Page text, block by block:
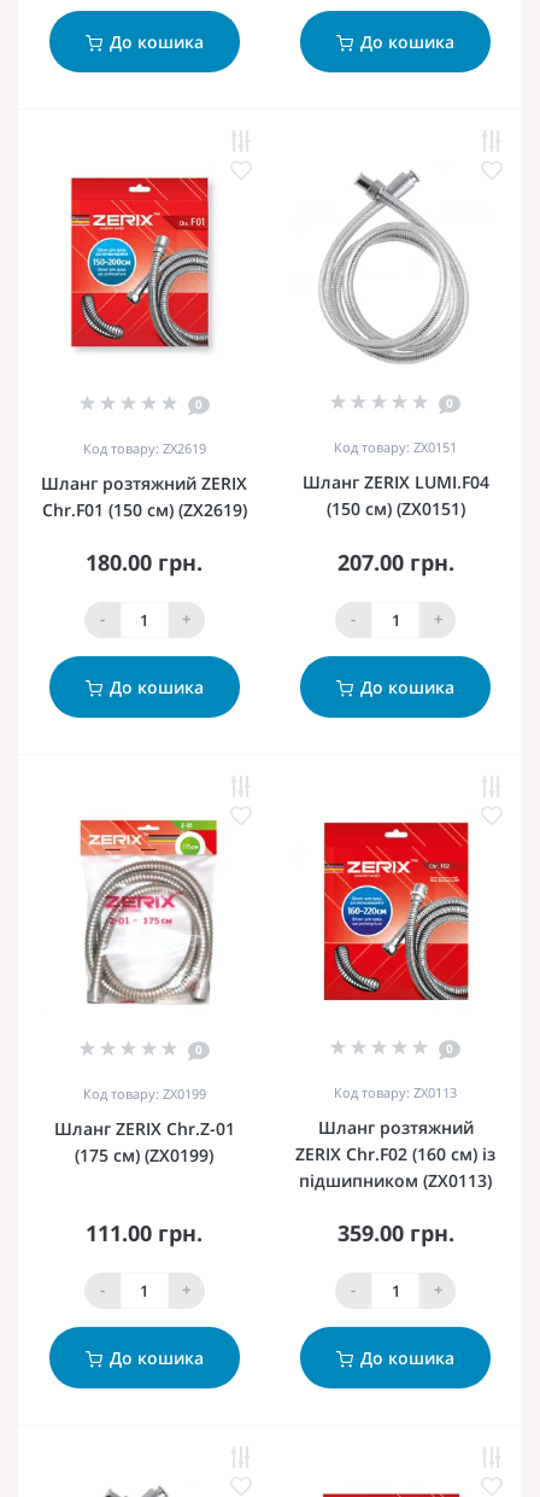
До кошика До кошика
0
Код товару: ZX2619
Шланг розтяжний ZERIX
Chr.F01 (150 см) (ZX2619)
180.00 грн.
- +
До кошика
0
Код товару: ZX0151
Шланг ZERIX LUMI.F04
(150 см) (ZX0151)
207.00 грн.
- +
До кошика
0
Код товару: ZX0199
Шланг ZERIX Chr.Z-01
(175 см) (ZX0199)
111.00 грн.
- +
До кошика
0
Код товару: ZX0113
Шланг розтяжний
ZERIX Chr.F02 (160 см) із
підшипником (ZX0113)
359.00 грн.
- +
До кошика